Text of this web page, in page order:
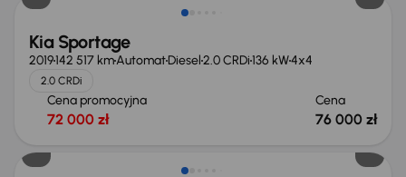
Kia Sportage
2019142 517 kmAutomatDiesel2.0 CRDi136 kW4x4
2.0 CRDi
Cena promocyjna
72 000 zł
Cena
76 000 zł
Możliwość odliczenia VAT